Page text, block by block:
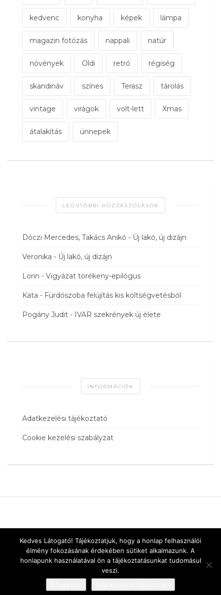
kedvenc konyha képek lámpa
magazin fotózás nappali natúr
növények Oldi retró régiség
skandináv színes Terasz tárolás
vintage virágok volt-lett Xmas
átalakítás ünnepek
LEGUTÓBBI HOZZÁSZÓLÁSOK
Dóczi Mercedes, Takács Anikó - Új lakó, új dizájn
Veronika - Új lakó, új dizájn
Lorin - Vigyázat törékeny-epilógus
Kata - Fürdőszoba felújítás kis költségvetésből
Pogány Judit - IVAR szekrények új élete
INFORMÁCIÓK
Adatkezelési tájékoztató
Cookie kezelési szabályzat
Kedves Látogató! Tájékoztatjuk, hogy a honlap felhasználói
élmény fokozásának érdekében sütiket alkalmazunk. A
honlapunk használatával ön a tájékoztatásunkat tudomásul
veszi.